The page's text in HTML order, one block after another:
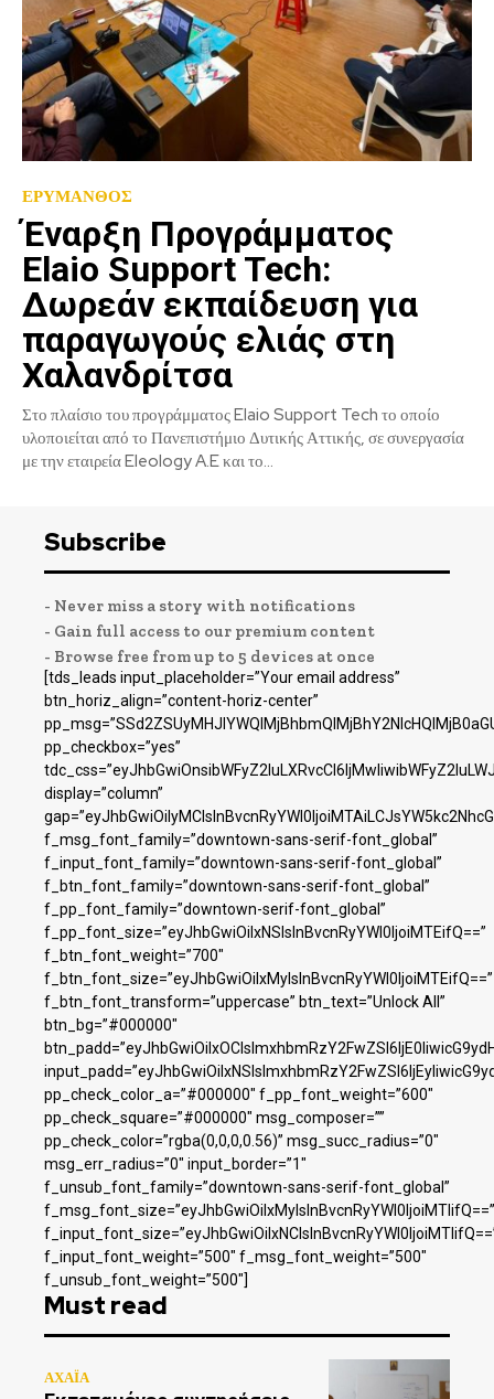
ΕΡΥΜΑΝΘΟΣ
Έναρξη Προγράμματος
Elaio Support Tech:
Δωρεάν εκπαίδευση για
παραγωγούς ελιάς στη
Χαλανδρίτσα
Στο πλαίσιο του προγράμματος Elaio Support Tech το οποίο
υλοποιείται από το Πανεπιστήμιο Δυτικής Αττικής, σε συνεργασία
με την εταιρεία Eleology A.E και το...
Subscribe
- Never miss a story with notifications
- Gain full access to our premium content
- Browse free from up to 5 devices at once
[tds_leads input_placeholder=”Your email address”
btn_horiz_align=”content-horiz-center”
pp_checkbox=”yes”
display=”column”
f_msg_font_family=”downtown-sans-serif-font_global”
f_input_font_family=”downtown-sans-serif-font_global”
f_btn_font_family=”downtown-sans-serif-font_global”
f_pp_font_family=”downtown-serif-font_global”
f_pp_font_size=”eyJhbGwiOiIxNSIsInBvcnRyYWl0IjoiMTEifQ==”
f_btn_font_weight=”700″
f_btn_font_size=”eyJhbGwiOiIxMyIsInBvcnRyYWl0IjoiMTEifQ==”
f_btn_font_transform=”uppercase” btn_text=”Unlock All”
btn_bg=”#000000″
pp_check_color_a=”#000000″ f_pp_font_weight=”600″
pp_check_square=”#000000″ msg_composer=””
pp_check_color=”rgba(0,0,0,0.56)” msg_succ_radius=”0″
msg_err_radius=”0″ input_border=”1″
f_unsub_font_family=”downtown-sans-serif-font_global”
f_msg_font_size=”eyJhbGwiOiIxMyIsInBvcnRyYWl0IjoiMTIifQ==”
f_input_font_weight=”500″ f_msg_font_weight=”500″
f_unsub_font_weight=”500″]
Must read
ΑΧΑΪΑ